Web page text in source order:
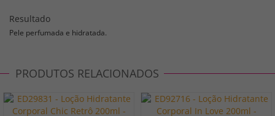
Resultado
Pele perfumada e hidratada.
PRODUTOS RELACIONADOS